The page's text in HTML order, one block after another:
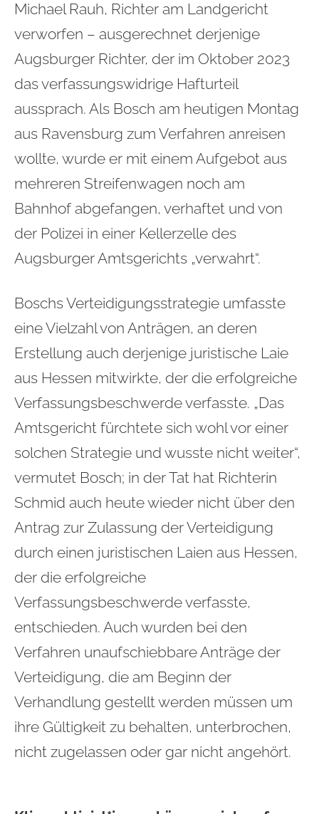
Michael Rauh, Richter am Landgericht
verworfen – ausgerechnet derjenige
Augsburger Richter, der im Oktober 2023
das verfassungswidrige Hafturteil
aussprach. Als Bosch am heutigen Montag
aus Ravensburg zum Verfahren anreisen
wollte, wurde er mit einem Aufgebot aus
mehreren Streifenwagen noch am
Bahnhof abgefangen, verhaftet und von
der Polizei in einer Kellerzelle des
Augsburger Amtsgerichts „verwahrt“.
Boschs Verteidigungsstrategie umfasste
eine Vielzahl von Anträgen, an deren
Erstellung auch derjenige juristische Laie
aus Hessen mitwirkte, der die erfolgreiche
Verfassungsbeschwerde verfasste. „Das
Amtsgericht fürchtete sich wohl vor einer
solchen Strategie und wusste nicht weiter“,
vermutet Bosch; in der Tat hat Richterin
Schmid auch heute wieder nicht über den
Antrag zur Zulassung der Verteidigung
durch einen juristischen Laien aus Hessen,
der die erfolgreiche
Verfassungsbeschwerde verfasste,
entschieden. Auch wurden bei den
Verfahren unaufschiebbare Anträge der
Verteidigung, die am Beginn der
Verhandlung gestellt werden müssen um
ihre Gültigkeit zu behalten, unterbrochen,
nicht zugelassen oder gar nicht angehört.